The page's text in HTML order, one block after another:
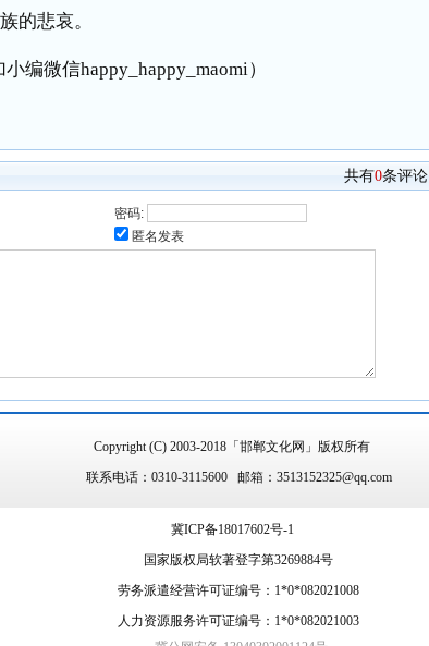
的悲哀。
小编微信happy_happy_maomi）
共有0条评论
密码:
匿名发表
Copyright (C) 2003-2018「邯郸文化网」版权所有
联系电话：0310-3115600 邮箱：3513152325@qq.com
冀ICP备18017602号-1
国家版权局软著登字第3269884号
劳务派遣经营许可证编号：1*0*082021008
人力资源服务许可证编号：1*0*082021003